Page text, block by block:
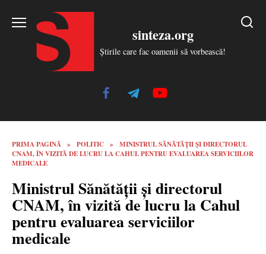
sinteza.org
Știrile care fac oamenii să vorbească!
PRIMA PAGINĂ » POLITIC »
MINISTRUL SĂNĂTĂȚII ȘI DIRECTORUL
CNAM, ÎN VIZITĂ DE LUCRU LA CAHUL PENTRU EVALUAREA SERVICIILOR
MEDICALE
Ministrul Sănătății și directorul
CNAM, în vizită de lucru la Cahul
pentru evaluarea serviciilor
medicale